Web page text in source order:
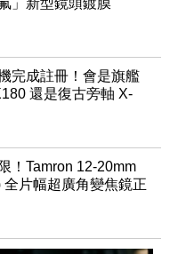
」新型鏡頭鍍膜
完成註冊！會是旗艦
還是復古旁軸 X-
！Tamron 12-20mm
全片幅超廣角變焦鏡正